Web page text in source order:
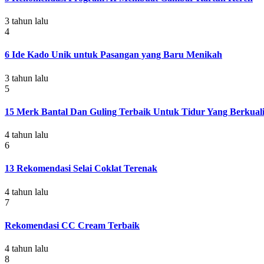
3 tahun lalu
4
6 Ide Kado Unik untuk Pasangan yang Baru Menikah
3 tahun lalu
5
15 Merk Bantal Dan Guling Terbaik Untuk Tidur Yang
4 tahun lalu
6
13 Rekomendasi Selai Coklat Terenak
4 tahun lalu
7
Rekomendasi CC Cream Terbaik
4 tahun lalu
8